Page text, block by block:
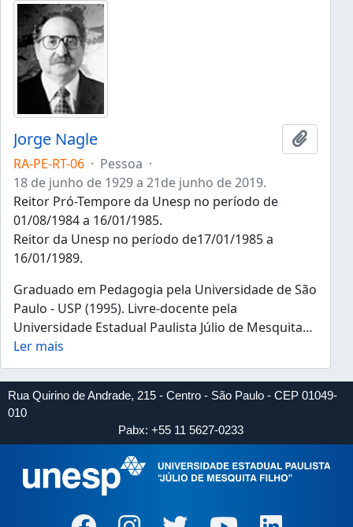
Jorge Nagle
RA-PE-RT-06 · Pessoa ·
18 de junho de 1929 a 21de junho de 2019.
Reitor Pró-Tempore da Unesp no período de
01/08/1984 a 16/01/1985.
Reitor da Unesp no período de17/01/1985 a
16/01/1989.
Graduado em Pedagogia pela Universidade de São
Paulo - USP (1995). Livre-docente pela
Universidade Estadual Paulista Júlio de Mesquita…
Ler mais
Rua Quirino de Andrade, 215 - Centro - São Paulo - CEP 01049-
010
Pabx: +55 11 5627-0233